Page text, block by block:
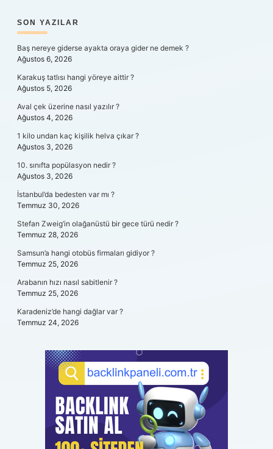
SIDEBAR
SON YAZILAR
Baş nereye giderse ayakta oraya gider ne demek ?
Ağustos 6, 2026
Karakuş tatlısı hangi yöreye aittir ?
Ağustos 5, 2026
Aval çek üzerine nasıl yazılır ?
Ağustos 4, 2026
1 kilo undan kaç kişilik helva çıkar ?
Ağustos 3, 2026
10. sınıfta popülasyon nedir ?
Ağustos 3, 2026
İstanbul’da bedesten var mı ?
Temmuz 30, 2026
Stefan Zweig’in olağanüstü bir gece türü nedir ?
Temmuz 28, 2026
Samsun’a hangi otobüs firmaları gidiyor ?
Temmuz 25, 2026
Arabanın hızı nasıl sabitlenir ?
Temmuz 25, 2026
Karadeniz’de hangi dağlar var ?
Temmuz 24, 2026